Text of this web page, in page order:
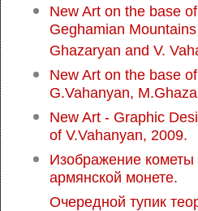
New Art on the base
Geghamian
Ghazaryan and V.
New Art on the base
G.Vahanyan,
New Art - Graphic
of V.Vahanyan, 2009.
Изображение
армянской монете.
Очередной тупик